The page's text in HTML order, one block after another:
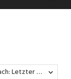
Sortieren nach: Letzter Wareneingang